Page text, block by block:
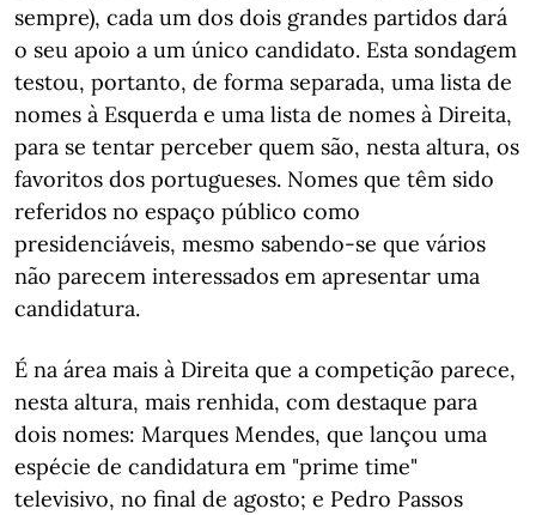
sempre), cada um dos dois grandes partidos dará
o seu apoio a um único candidato. Esta sondagem
testou, portanto, de forma separada, uma lista de
nomes à Esquerda e uma lista de nomes à Direita,
para se tentar perceber quem são, nesta altura, os
favoritos dos portugueses. Nomes que têm sido
referidos no espaço público como
presidenciáveis, mesmo sabendo-se que vários
não parecem interessados em apresentar uma
candidatura.
É na área mais à Direita que a competição parece,
nesta altura, mais renhida, com destaque para
dois nomes: Marques Mendes, que lançou uma
espécie de candidatura em "prime time"
televisivo, no final de agosto; e Pedro Passos